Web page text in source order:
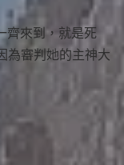
齊來到，就是死
為審判她的主神大